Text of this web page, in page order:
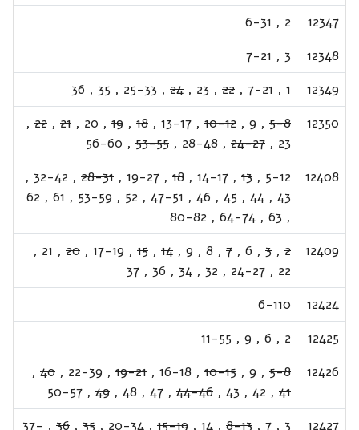
12347
2
,
6-31
12348
3
,
7-21
12349
1
,
7-21
,
22
,
23
,
24
,
25-33
,
35
,
36
12350
5-8
,
9
,
10-12
,
13-17
,
18
,
19
,
20
,
21
,
22
,
23
,
24-27
,
28-48
,
53-55
,
56-60
12408
5-12
,
13
,
14-17
,
18
,
19-27
,
28-31
,
32-42
,
43
,
44
,
45
,
46
,
47-51
,
52
,
53-59
,
61
,
62
,
63
,
64-74
,
80-82
12409
2
,
3
,
6
,
7
,
8
,
9
,
14
,
15
,
17-19
,
20
,
21
,
22
,
24-27
,
32
,
34
,
36
,
37
12424
6-110
12425
2
,
6
,
9
,
11-55
12426
5-8
,
9
,
10-15
,
16-18
,
19-21
,
22-39
,
40
,
41
,
42
,
43
,
44-46
,
47
,
48
,
49
,
50-57
12427
3
,
7
,
8-13
,
14
,
15-19
,
20-34
,
35
,
36
,
37-